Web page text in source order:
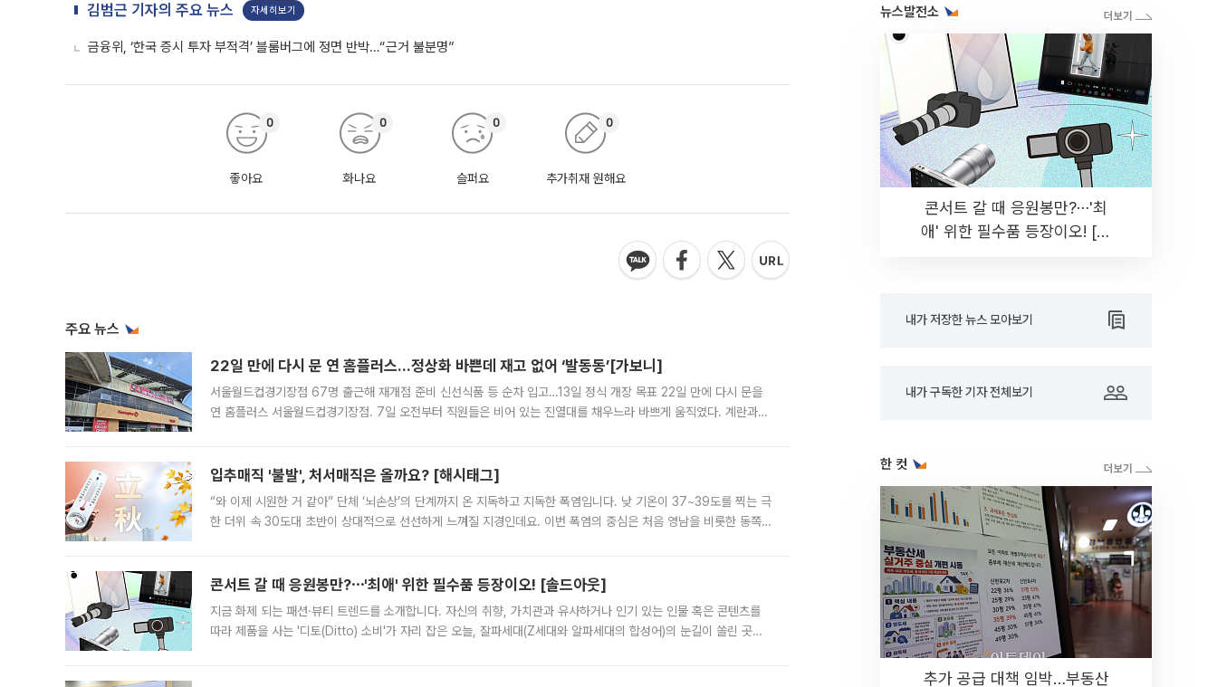
김범근 기자의 주요 뉴스 자세히보기
금융위, ‘한국 증시 투자 부적격’ 블룸버그에 정면 반박…“근거 불분명”
좋아요
0
화나요
0
슬퍼요
0
추가취재 원해요
0
주요 뉴스
22일 만에 다시 문 연 홈플러스…정상화 바쁜데 재고 없어 ‘발동동’[가보니]
서울월드컵경기장점 67명 출근해 재개점 준비 신선식품 등 순차 입고…13일 정식 개장 목표 22일 만에 다시 문을
연 홈플러스 서울월드컵경기장점. 7일 오전부터 직원들은 비어 있는 진열대를 채우느라 바쁘게 움직였다. 계란과
입추매직 '불발', 처서매직은 올까요? [해시태그]
“와 이제 시원한 거 같아” 단체 ‘뇌손상’의 단계까지 온 지독하고 지독한 폭염입니다. 낮 기온이 37~39도를 찍는 극
한 더위 속 30도대 초반이 상대적으로 선선하게 느껴질 지경인데요. 이번 폭염의 중심은 처음 영남을 비롯한 동쪽
콘서트 갈 때 응원봉만?⋯'최애' 위한 필수품 등장이오! [솔드아웃]
지금 화제 되는 패션·뷰티 트렌드를 소개합니다. 자신의 취향, 가치관과 유사하거나 인기 있는 인물 혹은 콘텐츠를
따라 제품을 사는 '디토(Ditto) 소비'가 자리 잡은 오늘, 잘파세대(Z세대와 알파세대의 합성어)의 눈길이 쏠린 곳은
뉴스발전소
콘서트 갈 때 응원봉만?⋯'최
애' 위한 필수품 등장이오! [솔
내가 저장한 뉴스 모아보기
내가 구독한 기자 전체보기
한 컷
추가 공급 대책 임박…부동산